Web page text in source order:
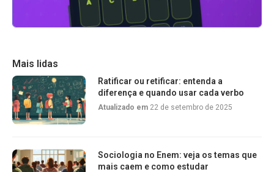
Mais lidas
Ratificar ou retificar: entenda a
diferença e quando usar cada verbo
Atualizado em 22 de setembro de 2025
Sociologia no Enem: veja os temas que
mais caem e como estudar